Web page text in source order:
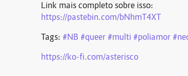
Link mais completo sobre isso:
https://pastebin.com/bNhmT4XT
Tags: #NB #queer #multi #poliamor #
https://ko-fi.com/asterisco